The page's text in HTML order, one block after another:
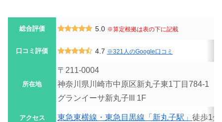
総合評価 5.0 ※算定根拠は表の下に記載
口コミ評価 4.7 ※321人のGoogle口コミ
所在地
〒211-0004
神奈川県川崎市中原区新丸子東1丁目784-1
グランイーサ新丸子III 1F
アクセス 東急東横線・東急目黒線「新丸子駅」 徒歩1分